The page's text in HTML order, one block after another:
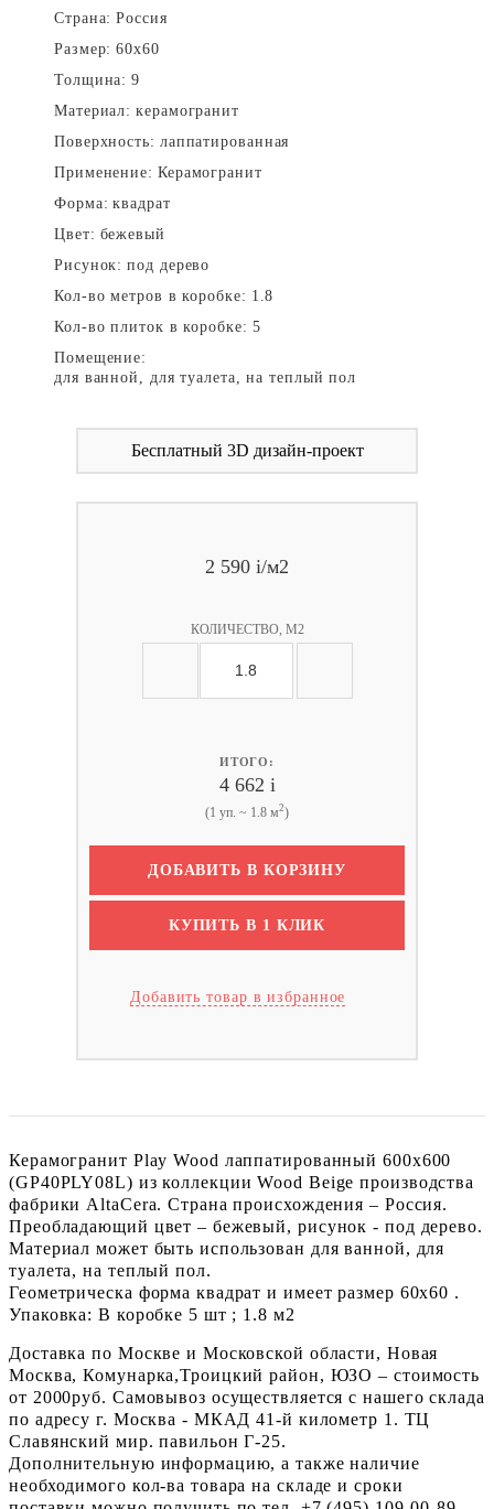
Страна: Россия
Размер: 60x60
Толщина: 9
Материал: керамогранит
Поверхность: лаппатированная
Применение: Керамогранит
Форма: квадрат
Цвет: бежевый
Рисунок: под дерево
Кол-во метров в коробке: 1.8
Кол-во плиток в коробке: 5
Помещение:
для ванной, для туалета, на теплый пол
Бесплатный 3D дизайн-проект
2 590 i/м2
КОЛИЧЕСТВО, М2
ИТОГО:
4 662 i
(1 уп. ~ 1.8 м2)
ДОБАВИТЬ В КОРЗИНУ
КУПИТЬ В 1 КЛИК
Добавить товар в избранное
Керамогранит Play Wood лаппатированный 600x600
(GP40PLY08L) из коллекции Wood Beige производства
фабрики AltaCera. Страна происхождения – Россия.
Преобладающий цвет – бежевый, рисунок - под дерево.
Материал может быть использован для ванной, для
туалета, на теплый пол.
Геометрическа форма квадрат и имеет размер 60x60 .
Упаковка: В коробке 5 шт ; 1.8 м2
Доставка по Москве и Московской области, Новая
Москва, Комунарка,Троицкий район, ЮЗО – стоимость
от 2000руб. Самовывоз осуществляется с нашего склада
по адресу г. Москва - МКАД 41-й километр 1. ТЦ
Славянский мир. павильон Г-25.
Дополнительную информацию, а также наличие
необходимого кол-ва товара на складе и сроки